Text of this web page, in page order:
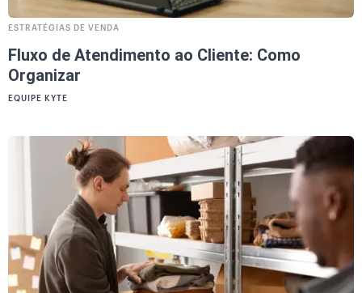
ESTRATÉGIAS DE VENDA
Fluxo de Atendimento ao Cliente: Como
Organizar
EQUIPE KYTE